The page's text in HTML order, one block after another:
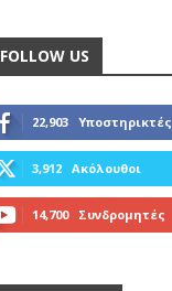
FOLLOW US
22,903 Υποστηρικτές
3,912 Ακόλουθοι
14,700 Συνδρομητές